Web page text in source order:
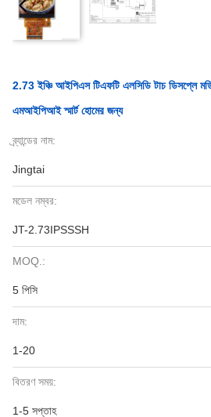
2.73 ইঞ্চি আইপিএস টিএফটি এলসিডি টাচ ডিসপ্লে
এমআইপিআই স্মার্ট হোমের জন্য
ব্র্যান্ডের নাম:
Jingtai
মডেল নম্বর:
JT-2.73IPSSSH
MOQ.:
5 পিসি
দাম:
1-20
বিতরণ সময়:
1-5 সপ্তাহ